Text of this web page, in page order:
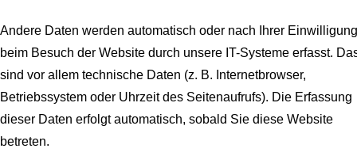
Andere Daten werden automatisch oder nach Ihrer Einwilligung
beim Besuch der Website durch unsere IT-Systeme erfasst.
sind vor allem technische Daten (z. B. Internetbrowser,
Betriebssystem oder Uhrzeit des Seitenaufrufs). Die Erfassung
dieser Daten erfolgt automatisch, sobald Sie diese Website
betreten.